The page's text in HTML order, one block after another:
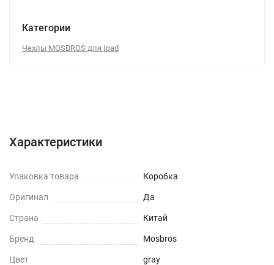
Категории
Чехлы MOSBROS для Ipad
Характеристики
Упаковка товара Коробка
Оригинал Да
Страна Китай
Бренд Mosbros
Цвет gray